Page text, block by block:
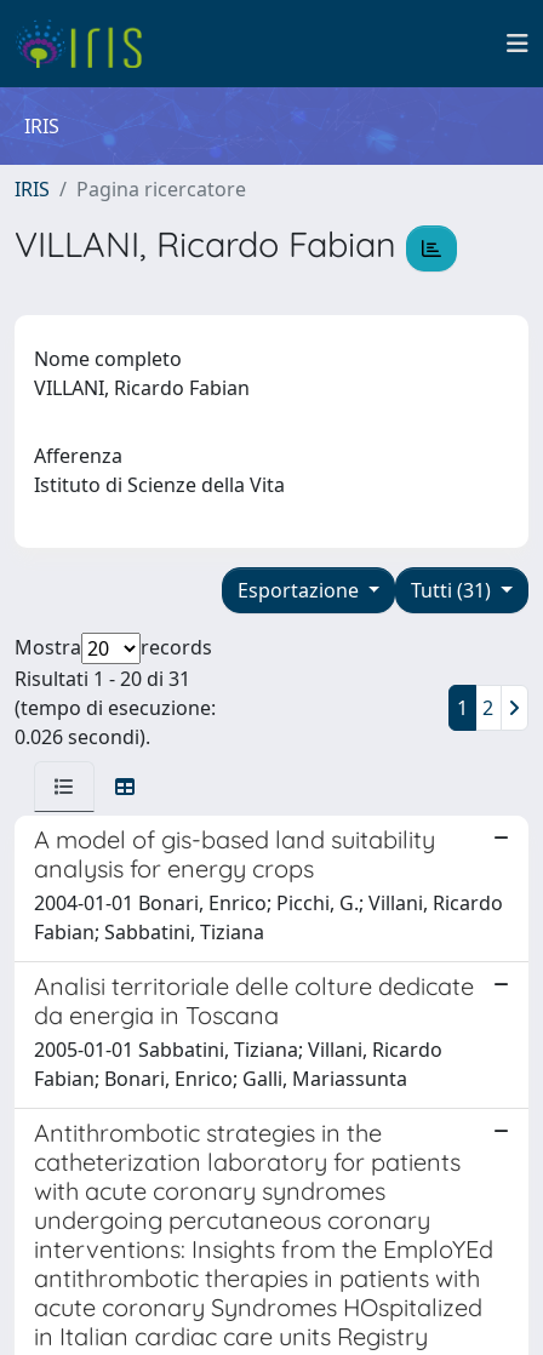
IRIS
IRIS Pagina ricercatore
VILLANI, Ricardo Fabian
Nome completo
VILLANI, Ricardo Fabian
Afferenza
Istituto di Scienze della Vita
Tutti (31)
Esportazione
Mostra
records
Risultati 1 - 20 di 31
(tempo di esecuzione:
0.026 secondi).
1 2
A model of gis-based land suitability
analysis for energy crops
2004-01-01 Bonari, Enrico; Picchi, G.; Villani, Ricardo
Fabian; Sabbatini, Tiziana
Analisi territoriale delle colture dedicate
da energia in Toscana
2005-01-01 Sabbatini, Tiziana; Villani, Ricardo
Fabian; Bonari, Enrico; Galli, Mariassunta
Antithrombotic strategies in the
catheterization laboratory for patients
with acute coronary syndromes
undergoing percutaneous coronary
interventions: Insights from the EmploYEd
antithrombotic therapies in patients with
acute coronary Syndromes HOspitalized
in Italian cardiac care units Registry